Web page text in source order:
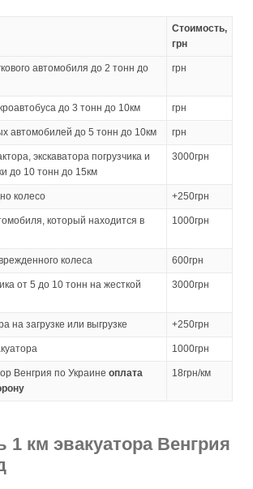
Стоимость,
грн
автомобиля до 2 тонн до
грн
до 3 тонн до 10км грн
автомобилей до 5 тонн до 10км грн
экскаватора погрузчика и
до 10 тонн до 15км
3000грн
колесо +250грн
который находится в
1000грн
колеса 600грн
от 5 до 10 тонн на жесткой
3000грн
на загрузке или выгрузке +250грн
1000грн
Венгрия по Украине оплата
18грн/км
1 км эвакуатора Венгрия